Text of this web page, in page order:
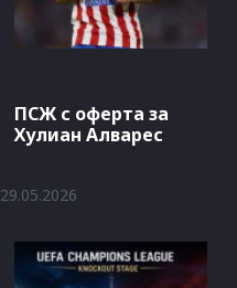
ПСЖ с оферта за
Хулиан Алварес
29.05.2026